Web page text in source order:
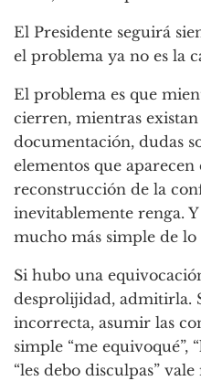
El Presidente seguirá
el problema ya no es la
El problema es que
cierren, mientras existan
documentación, dudas
elementos que aparecen
reconstrucción de la
inevitablemente renga. Y
mucho más simple de lo
Si hubo una
desprolijidad, admitirla.
incorrecta, asumir las
simple “me equivoqué”,
“les debo disculpas”